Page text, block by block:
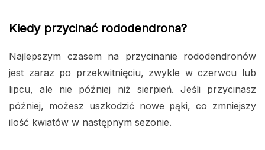
Kiedy przycinać rododendrona?
Najlepszym czasem na przycinanie rododendronów
jest zaraz po przekwitnięciu, zwykle w czerwcu lub
lipcu, ale nie później niż sierpień. Jeśli przycinasz
później, możesz uszkodzić nowe pąki, co zmniejszy
ilość kwiatów w następnym sezonie.